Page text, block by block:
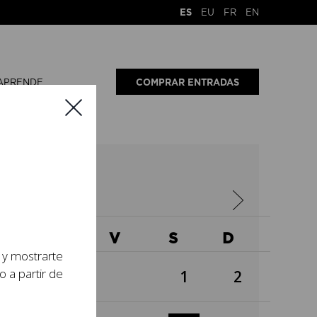
ES EU FR EN
COMPRAR ENTRADAS
V S D
1 2
mostrarte
a partir de